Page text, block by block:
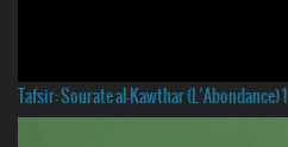
Tafsir: Sourate al-Kawthar (L’Abondance) 1